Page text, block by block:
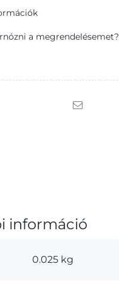
a megrendelésemet?
információ
0.025 kg